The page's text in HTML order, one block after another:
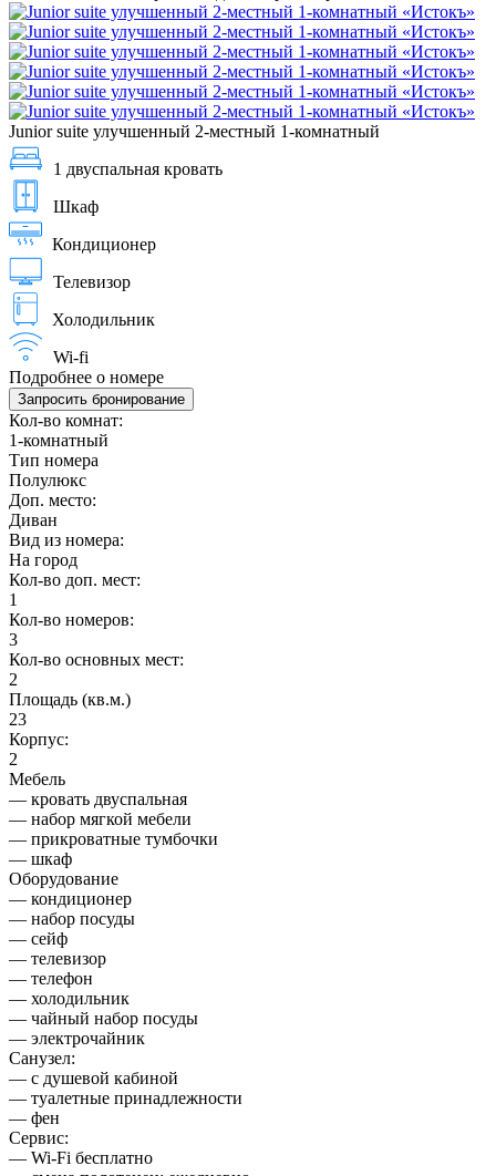
Junior suite улучшенный 2-местный 1-комнатный
1 двуспальная кровать
Шкаф
Кондиционер
Телевизор
Холодильник
Wi-fi
Подробнее о номере
Запросить бронирование
Кол-во комнат:
1-комнатный
Тип номера
Полулюкс
Доп. место:
Диван
Вид из номера:
На город
Кол-во доп. мест:
1
Кол-во номеров:
3
Кол-во основных мест:
2
Площадь (кв.м.)
23
Корпус:
2
Мебель
— кровать двуспальная
— набор мягкой мебели
— прикроватные тумбочки
— шкаф
Оборудование
— кондиционер
— набор посуды
— сейф
— телевизор
— телефон
— холодильник
— чайный набор посуды
— электрочайник
Санузел:
— с душевой кабиной
— туалетные принадлежности
— фен
Сервис:
— Wi-Fi бесплатно